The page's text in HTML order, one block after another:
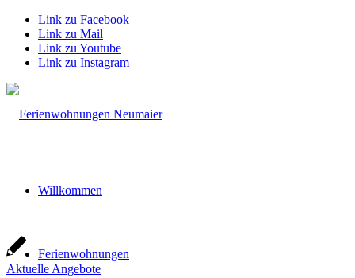
Link zu Facebook
Link zu Mail
Link zu Youtube
Link zu Instagram
Willkommen
Ferienwohnungen
Aktuelle Angebote